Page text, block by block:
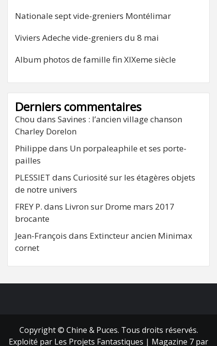
Nationale sept vide-greniers Montélimar
Viviers Adeche vide-greniers du 8 mai
Album photos de famille fin XIXeme siècle
Derniers commentaires
Chou dans Savines : l’ancien village chanson
Charley Dorelon
Philippe dans Un porpaleaphile et ses porte-
pailles
PLESSIET dans Curiosité sur les étagères objets
de notre univers
FREY P. dans Livron sur Drome mars 2017
brocante
Jean-François dans Extincteur ancien Minimax
cornet
Copyright © Chine & Puces. Tous droits réservés.
Exploité par Les Projets Fantastiques | Magazine 7 par